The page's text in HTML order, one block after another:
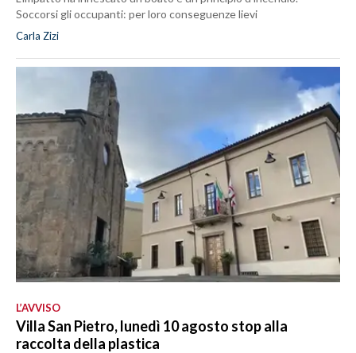
Soccorsi gli occupanti: per loro conseguenze lievi
Carla Zizi
L’AVVISO
Villa San Pietro, lunedì 10 agosto stop alla
raccolta della plastica